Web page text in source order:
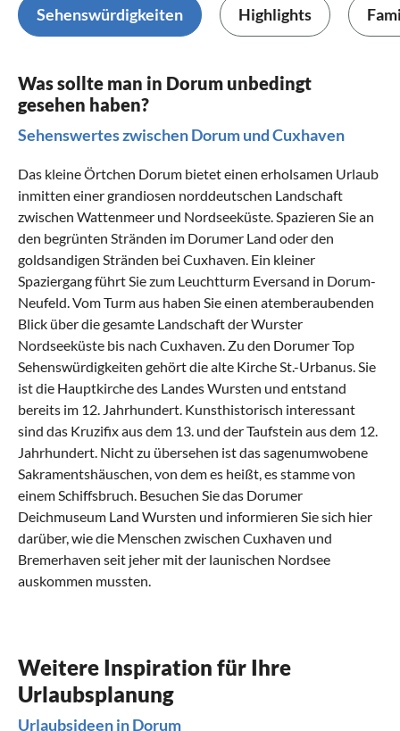
Sehenswürdigkeiten Highlights
Was sollte man in Dorum unbedingt
gesehen haben?
Sehenswertes zwischen Dorum und Cuxhaven
Das kleine Örtchen Dorum bietet einen erholsamen Urlaub
inmitten einer grandiosen norddeutschen Landschaft
zwischen Wattenmeer und Nordseeküste. Spazieren Sie an
den begrünten Stränden im Dorumer Land oder den
goldsandigen Stränden bei Cuxhaven. Ein kleiner
Spaziergang führt Sie zum Leuchtturm Eversand in Dorum-
Neufeld. Vom Turm aus haben Sie einen atemberaubenden
Blick über die gesamte Landschaft derWurster
Nordseeküste bis nach Cuxhaven. Zu den Dorumer Top
Sehenswürdigkeiten gehört die alte Kirche St.-Urbanus. Sie
ist die Hauptkirche des Landes Wursten und entstand
bereits im 12. Jahrhundert. Kunsthistorisch interessant
sind das Kruzifix aus dem 13. und der Taufstein aus dem 12.
Jahrhundert. Nicht zu übersehen ist das sagenumwobene
Sakramentshäuschen, von dem es heißt, es stamme von
einem Schiffsbruch. Besuchen Sie das Dorumer
Deichmuseum Land Wursten und informieren Sie sich hier
darüber, wie die Menschen zwischen Cuxhaven und
Bremerhaven seit jeher mit der launischen Nordsee
auskommen mussten.
Das größte Highlight des Wurster Landes ist das UNESCO
Weltnaturerbe Wattenmeer, das unmittelbar vor der
Ihr perfekter Urlaub mit Kind und Hund
Mieten Sie eine gemütliche Ferienwohnung oder ein
F wie Fischspezialitäten
Fisch und vor allem Nordseekrabben sind die Spezialitäten
Wurster Nordseeküste feiert!
Eine der schönsten – auf jeden Fall der leckersten –
Mit Auto und Bahn zu Ihrem Haus in Dorum
Ihr in der Nähe der Nordsee gemietetes Ferienhaus oder
Weitere Inspiration für Ihre
Urlaubsplanung
Urlaubsideen in Dorum